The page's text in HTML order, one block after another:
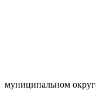
муниципальном